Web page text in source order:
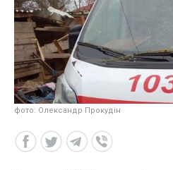
фото: Олександр Прокудін